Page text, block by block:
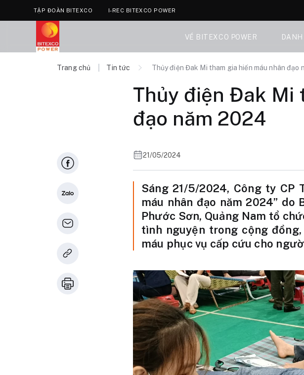
TẬP ĐOÀN BITEXCO I-REC BITEXCO POWER
VỀ BITEXCO POWER
Trang chủ Tin tức Thủy điện Đak Mi tham gia hiến máu nhân đạo
Thủy điện Đak Mi
đạo năm 2024
21/05/2024
Sáng 21/5/2024, Công ty CP
máu nhân đạo năm 2024” do
Phước Sơn, Quảng Nam tổ
tình nguyện trong cộng
máu phục vụ cấp cứu cho